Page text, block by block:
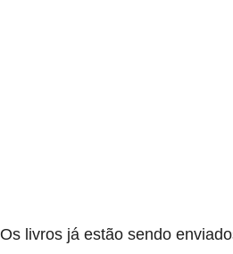
Os livros já estão sendo